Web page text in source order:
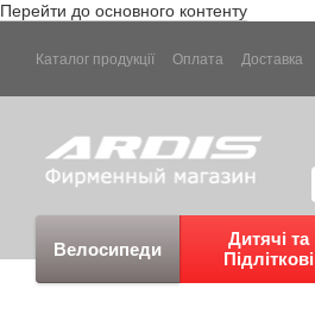
Перейти до основного контенту
Каталог продукції Оплата Доставка
Велосипеди
Дитячі та
Підліткові